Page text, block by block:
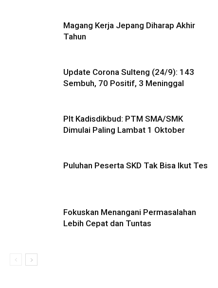
Magang Kerja Jepang Diharap Akhir
Tahun
Update Corona Sulteng (24/9): 143
Sembuh, 70 Positif, 3 Meninggal
Plt Kadisdikbud: PTM SMA/SMK
Dimulai Paling Lambat 1 Oktober
Puluhan Peserta SKD Tak Bisa Ikut Tes
Fokuskan Menangani Permasalahan
Lebih Cepat dan Tuntas